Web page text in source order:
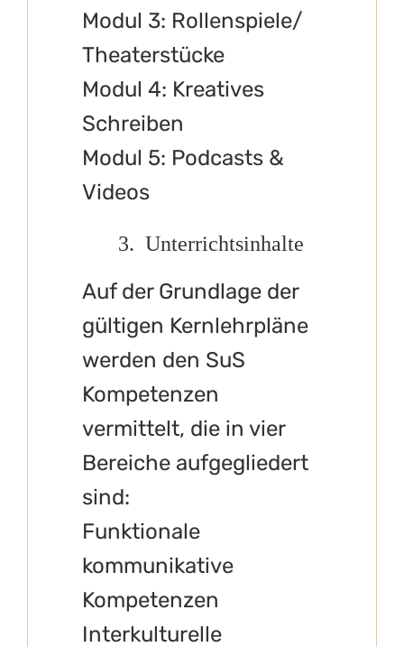
Modul 3: Rollenspiele/
Theaterstücke
Modul 4: Kreatives
Schreiben
Modul 5: Podcasts &
Videos
3. Unterrichtsinhalte
Auf der Grundlage der
gültigen Kernlehrpläne
werden den SuS
Kompetenzen
vermittelt, die in vier
Bereiche aufgegliedert
sind:
Funktionale
kommunikative
Kompetenzen
Interkulturelle